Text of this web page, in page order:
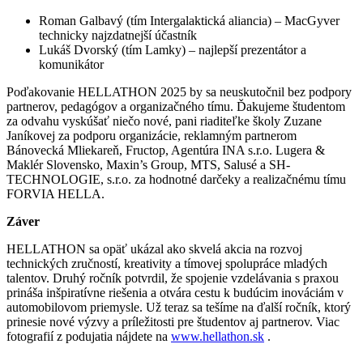
Roman Galbavý (tím Intergalaktická aliancia) – MacGyver
technicky najzdatnejší účastník
Lukáš Dvorský (tím Lamky) – najlepší prezentátor a
komunikátor
Poďakovanie HELLATHON 2025 by sa neuskutočnil bez podpory
partnerov, pedagógov a organizačného tímu. Ďakujeme študentom
za odvahu vyskúšať niečo nové, pani riaditeľke školy Zuzane
Janíkovej za podporu organizácie, reklamným partnerom
Bánovecká Mliekareň, Fructop, Agentúra INA s.r.o. Lugera &
Maklér Slovensko, Maxin’s Group, MTS, Salusé a SH-
TECHNOLOGIE, s.r.o. za hodnotné darčeky a realizačnému tímu
FORVIA HELLA.
Záver
HELLATHON sa opäť ukázal ako skvelá akcia na rozvoj
technických zručností, kreativity a tímovej spolupráce mladých
talentov. Druhý ročník potvrdil, že spojenie vzdelávania s praxou
prináša inšpiratívne riešenia a otvára cestu k budúcim inováciám v
automobilovom priemysle. Už teraz sa tešíme na ďalší ročník, ktorý
prinesie nové výzvy a príležitosti pre študentov aj partnerov. Viac
fotografií z podujatia nájdete na www.hellathon.sk .